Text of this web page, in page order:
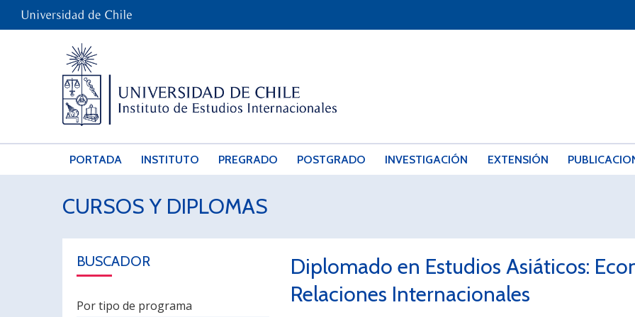
PORTADA INSTITUTO PREGRADO POSTGRADO INVESTIGACIÓN EXTENSIÓN
CURSOS Y DIPLOMAS
BUSCADOR
Por tipo de programa
Diplomado en Estudios Asiáticos:
Relaciones Internacionales